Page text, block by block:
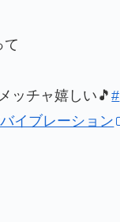
て
ッチャ嬉しい🎵#
イブレーション